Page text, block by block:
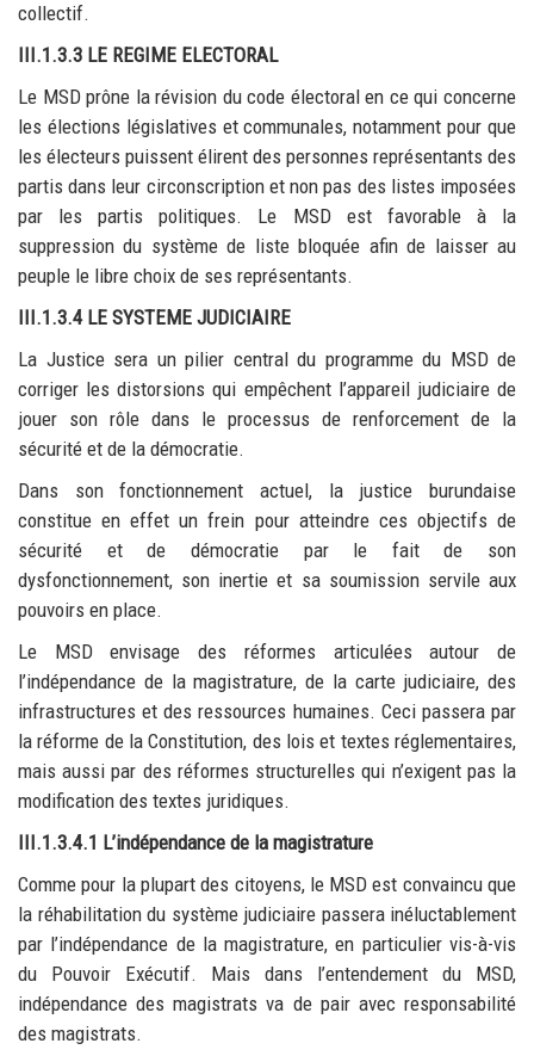
collectif.
III.1.3.3 LE REGIME ELECTORAL
Le MSD prône la révision du code électoral en ce qui concerne
les élections législatives et communales, notamment pour que
les électeurs puissent élirent des personnes représentants des
partis dans leur circonscription et non pas des listes imposées
par les partis politiques. Le MSD est favorable à la
suppression du système de liste bloquée afin de laisser au
peuple le libre choix de ses représentants.
III.1.3.4 LE SYSTEME JUDICIAIRE
La Justice sera un pilier central du programme du MSD de
corriger les distorsions qui empêchent l’appareil judiciaire de
jouer son rôle dans le processus de renforcement de la
sécurité et de la démocratie.
Dans son fonctionnement actuel, la justice burundaise
constitue en effet un frein pour atteindre ces objectifs de
sécurité et de démocratie par le fait de son
dysfonctionnement, son inertie et sa soumission servile aux
pouvoirs en place.
Le MSD envisage des réformes articulées autour de
l’indépendance de la magistrature, de la carte judiciaire, des
infrastructures et des ressources humaines. Ceci passera par
la réforme de la Constitution, des lois et textes réglementaires,
mais aussi par des réformes structurelles qui n’exigent pas la
modification des textes juridiques.
III.1.3.4.1 L’indépendance de la magistrature
Comme pour la plupart des citoyens, le MSD est convaincu que
la réhabilitation du système judiciaire passera inéluctablement
par l’indépendance de la magistrature, en particulier vis-à-vis
du Pouvoir Exécutif. Mais dans l’entendement du MSD,
indépendance des magistrats va de pair avec responsabilité
des magistrats.